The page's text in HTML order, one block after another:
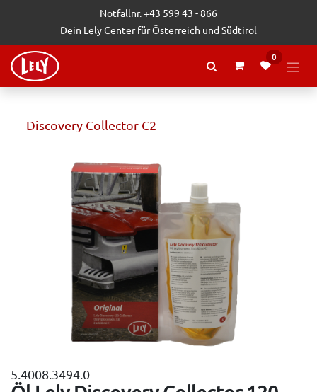
Zum Inhalt springenNotfallnr. +43 599 43 - 866
Dein Lely Center für Österreich und Südtirol
0
Discovery Collector C2
5.4008.3494.0